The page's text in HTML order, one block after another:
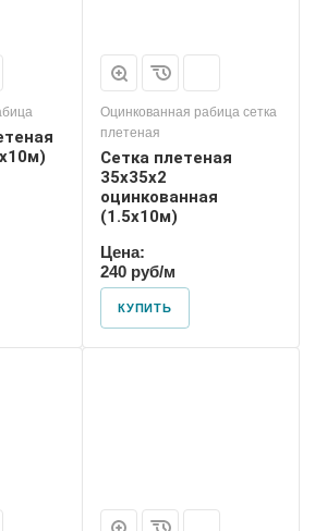
Оцинкованная рабица сетка
плетеная
Сетка плетеная
35х35х2
оцинкованная
(1.5х10м)
Цена:
240 руб/м
КУПИТЬ